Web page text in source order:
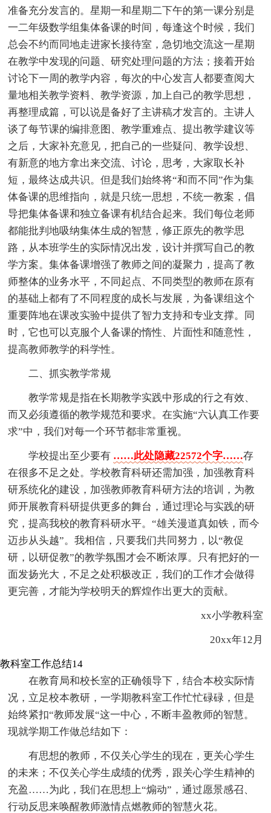
准备充分发言的。星期一和星期二下午的第一课分别是
一二年级数学组集体备课的时间，每逢这个时候，我们
总会不约而同地走进家长接待室，急切地交流这一星期
在教学中发现的问题、研究处理问题的方法；接着开始
讨论下一周的教学内容，每次的中心发言人都要查阅大
量地相关教学资料、教学资源，加上自己的教学思想，
再整理成篇，可以说是备好了主讲稿才发言的。主讲人
谈了每节课的编排意图、教学重难点、提出教学建议等
之后，大家补充意见，把自己的一些疑问、教学设想、
有新意的地方拿出来交流、讨论，思考，大家取长补
短，最终达成共识。但是我们始终将“和而不同”作为集
体备课的思维指向，就是只统一思想，不统一教案，倡
导把集体备课和独立备课有机结合起来。我们每位老师
都能批判地吸纳集体生成的智慧，修正原先的教学思
路，从本班学生的实际情况出发，设计并撰写自己的教
学方案。集体备课增强了教师之间的凝聚力，提高了教
师整体的业务水平，不同起点、不同类型的教师在原有
的基础上都有了不同程度的成长与发展，为备课组这个
重要阵地在课改实验中提供了智力支持和专业支撑。同
时，它也可以克服个人备课的惰性、片面性和随意性，
提高教师教学的科学性。
二、抓实教学常规
教学常规是指在长期教学实践中形成的行之有效、
而又必须遵循的教学规范和要求。在实施“六认真工作要
求”中，我们对每一个环节都非常重视。
学校提出至少要有 ……此处隐藏22572个字……存
在很多不足之处。学校教育科研还需加强，加强教育科
研系统化的建设，加强教师教育科研方法的培训，为教
师开展教育科研提供更多的舞台，通过理论与实践的研
究，提高我校的教育科研水平。“雄关漫道真如铁，而今
迈步从头越”。我相信，只要我们共同努力，以“教促
研，以研促教”的教学氛围才会不断浓厚。只有把好的一
面发扬光大，不足之处积极改正，我们的工作才会做得
更完善，才能为学校明天的辉煌作出更大的贡献。
xx小学教科室
20xx年12月
教科室工作总结14
在教育局和校长室的正确领导下，结合本校实际情
况，立足校本教研，一学期教科室工作忙忙碌碌，但是
始终紧扣“教师发展“这一中心，不断丰盈教师的智慧。
现就学期工作做总结如下：
有思想的教师，不仅关心学生的现在，更关心学生
的未来；不仅关心学生成绩的优秀，跟关心学生精神的
充盈……为此，我们在思想上“煽动”，通过愿景感召、
行动反思来唤醒教师激情点燃教师的智慧火花。